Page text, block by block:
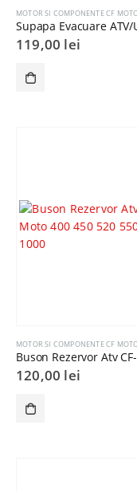
MOTOR SI COMPONENTE CF
119,00 lei
MOTOR SI COMPONENTE CF
120,00 lei